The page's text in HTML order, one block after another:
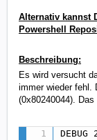
Alternativ kannst
Powershell
Beschreibung:
Es wird versucht
immer wieder fehl.
(0x80240044).